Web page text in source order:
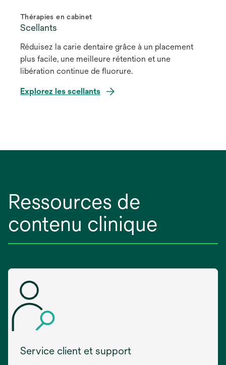
Thérapies en cabinet
Scellants
Réduisez la carie dentaire grâce à un placement
plus facile, une meilleure rétention et une
libération continue de fluorure.
Explorez les scellants
Ressources de
contenu clinique
Service client et support